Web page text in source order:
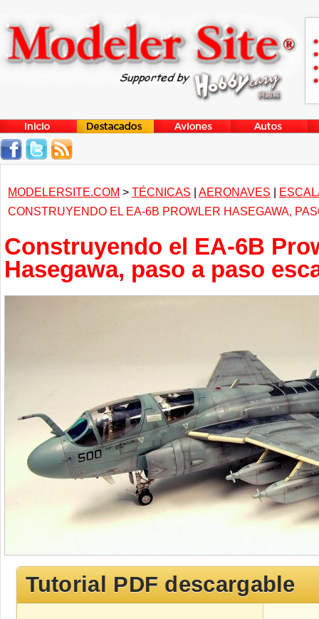
MODELERSITE.COM > TÉCNICAS | AERONAVES |
CONSTRUYENDO EL EA-6B PROWLER HASEGAWA,
Construyendo el EA-6B
Hasegawa, paso a paso
Tutorial PDF descargable